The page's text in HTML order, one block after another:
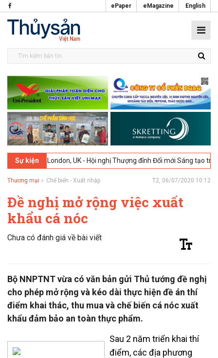
ePaper eMagazine English
Sự kiện
2026 London, UK - Hội nghị Thượng đỉnh Đổi mới Sáng tạo trong
Thương mại Chế biến - Xuất nhập T2, 06/07/2020 10:12
Đề nghị mở rộng việc xuất
khẩu cá nóc
Chưa có đánh giá về bài viết
Bộ NNPTNT vừa có văn bản gửi Thủ tướng đề nghị
cho phép mở rộng và kéo dài thực hiện đề án thí
điểm khai thác, thu mua và chế biến cá nóc xuất
khẩu đảm bảo an toàn thực phẩm.
Sau 2 năm triển khai thí
điểm, các địa phương